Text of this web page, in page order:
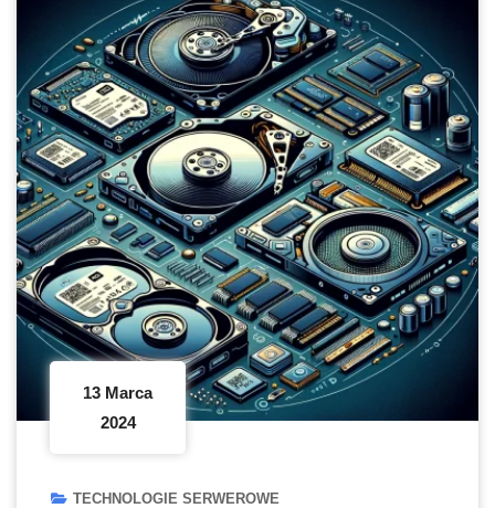
13 Marca
2024
TECHNOLOGIE SERWEROWE